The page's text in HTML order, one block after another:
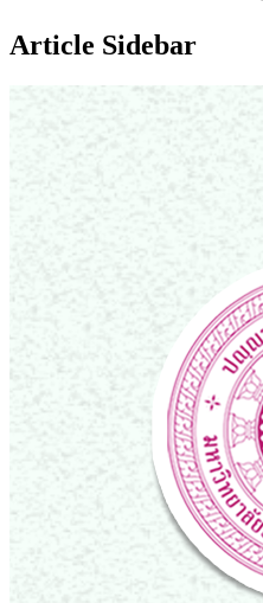
Article Sidebar